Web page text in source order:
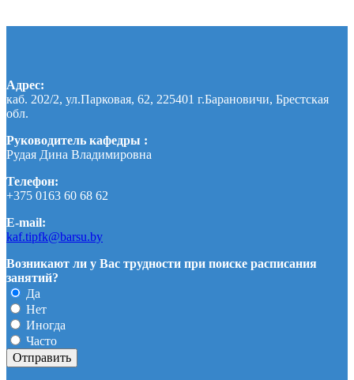
Адрес:
каб. 202/2, ул.Парковая, 62, 225401 г.Барановичи, Брестская
обл.
Руководитель кафедры :
Рудая Дина Владимировна
Телефон:
+375 0163 60 68 62
E-mail:
kaf.tipfk@barsu.by
Возникают ли у Вас трудности при поиске расписания
занятий?
Да
Нет
Иногда
Часто